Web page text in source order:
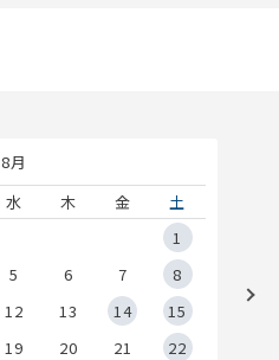
8月
水 木 金
土
1
5 6 7
8
12 13 14
15
19 20 21
22